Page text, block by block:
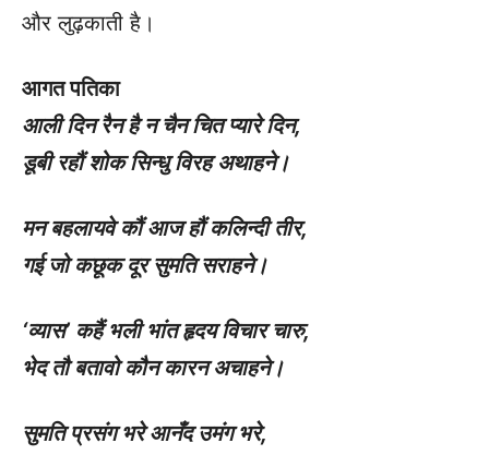
और लुढ़काती है।
आगत पतिका
आली दिन रैन है न चैन चित प्यारे दिन,
डूबी रहौं शोक सिन्धु विरह अथाहने।
मन बहलायवे कौं आज हौं कलिन्दी तीर,
गई जो कछूक दूर सुमति सराहने।
‘व्यास’ कहैं भली भांत हृदय विचार चारु,
भेद तौ बतावो कौन कारन अचाहने।
सुमति प्रसंग भरे आनँद उमंग भरे,